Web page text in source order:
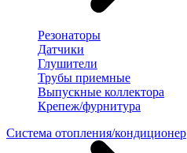
Резонаторы
Датчики
Глушители
Трубы приемные
Выпускные коллектора
Крепеж/фурнитура
Система отопления/кондиционер